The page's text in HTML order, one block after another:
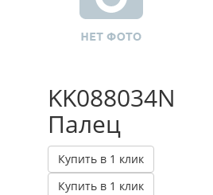
KK088034N
Палец
Купить в 1 клик
Купить в 1 клик